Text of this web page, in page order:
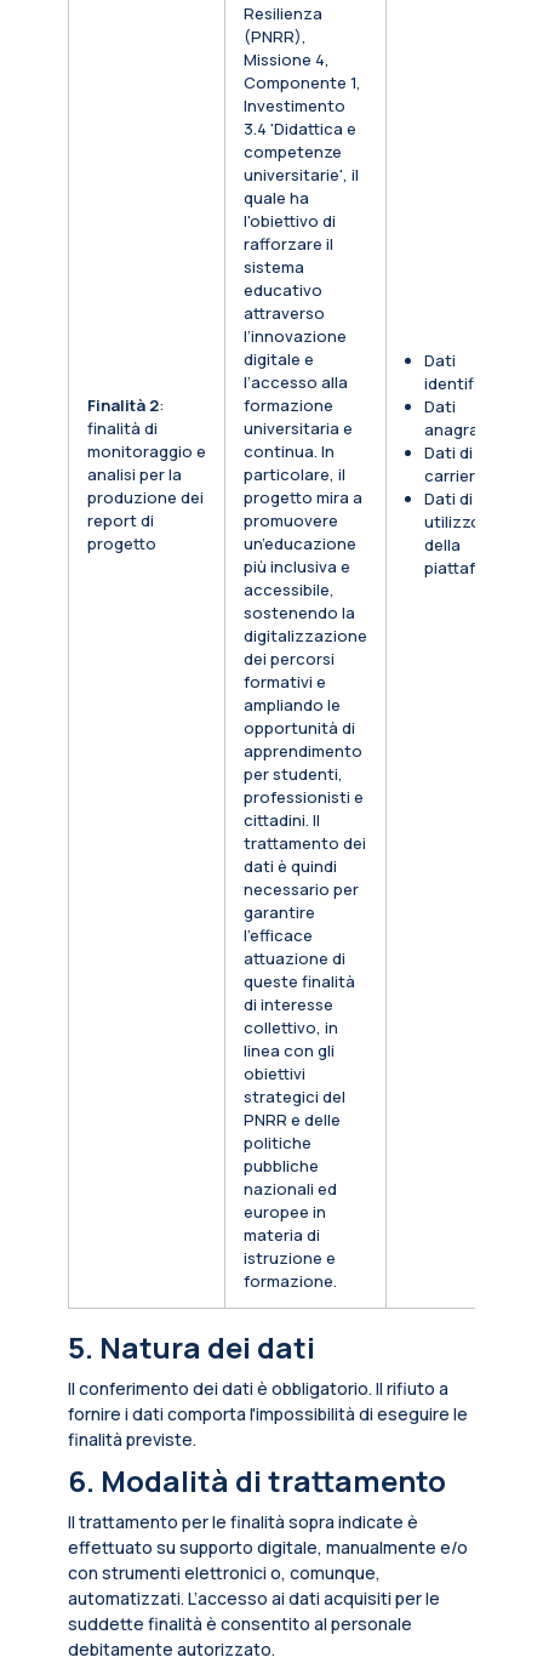
Finalità 2:
finalità di
monitoraggio e
analisi per la
produzione dei
report di
progetto
Resilienza
(PNRR),
Missione 4,
Componente 1,
Investimento
3.4 'Didattica e
competenze
universitarie', il
quale ha
l'obiettivo di
rafforzare il
sistema
educativo
attraverso
l’innovazione
digitale e
l’accesso alla
formazione
universitaria e
continua. In
particolare, il
progetto mira a
promuovere
un’educazione
più inclusiva e
accessibile,
sostenendo la
digitalizzazione
dei percorsi
formativi e
ampliando le
opportunità di
apprendimento
per studenti,
professionisti e
cittadini. Il
trattamento dei
dati è quindi
necessario per
garantire
l’efficace
attuazione di
queste finalità
di interesse
collettivo, in
linea con gli
obiettivi
strategici del
PNRR e delle
politiche
pubbliche
nazionali ed
europee in
materia di
istruzione e
formazione.
Dati
identificativi
Dati
anagrafici
Dati di
carriera
Dati di
utilizzo
della
piattaforma
5. Natura dei dati
Il conferimento dei dati è obbligatorio. Il rifiuto a
fornire i dati comporta l'impossibilità di eseguire le
finalità previste.
6. Modalità di trattamento
Il trattamento per le finalità sopra indicate è
effettuato su supporto digitale, manualmente e/o
con strumenti elettronici o, comunque,
automatizzati. L’accesso ai dati acquisiti per le
suddette finalità è consentito al personale
debitamente autorizzato.